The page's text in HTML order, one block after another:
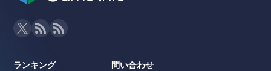
ランキング 問い合わせ